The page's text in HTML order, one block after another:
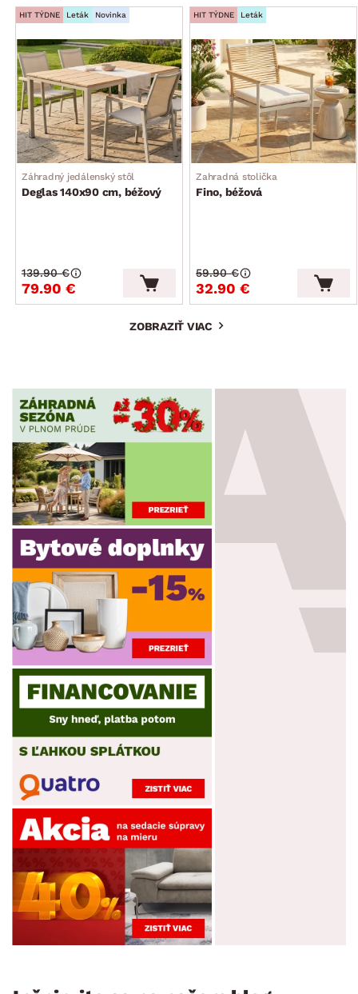
HIT TÝDNE Leták Novinka
Záhradný jedálenský stôl
Deglas 140x90 cm, béžový
79.90 €
139.90 €
HIT TÝDNE Leták
Zahradná stolička
Fino, béžová
32.90 €
59.90 €
ZOBRAZIŤ VIAC